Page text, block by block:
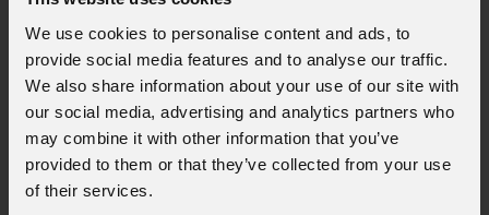
We use cookies to personalise content and ads, to
provide social media features and to analyse our traffic.
We also share information about your use of our site with
our social media, advertising and analytics partners who
may combine it with other information that you’ve
provided to them or that they’ve collected from your use
of their services.
dell'art. 6 del GDPR (Privacy Policy).*